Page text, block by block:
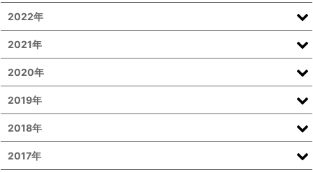
2022年
2021年
2020年
2019年
2018年
2017年